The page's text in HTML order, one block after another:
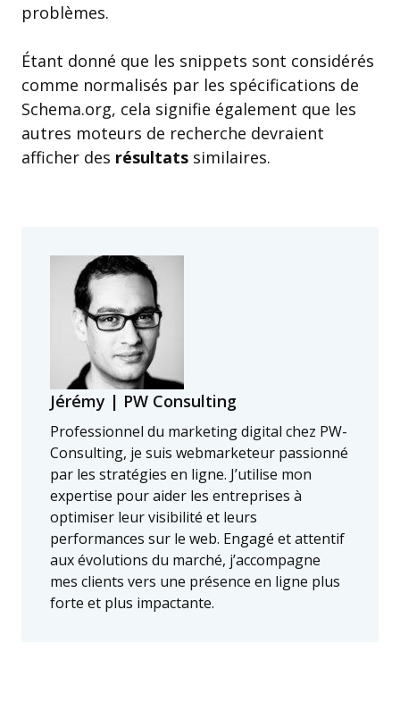
problèmes.
Étant donné que les snippets sont considérés
comme normalisés par les spécifications de
Schema.org, cela signifie également que les
autres moteurs de recherche devraient
afficher des résultats similaires.
Jérémy | PW Consulting
Professionnel du marketing digital chez PW-
Consulting, je suis webmarketeur passionné
par les stratégies en ligne. J’utilise mon
expertise pour aider les entreprises à
optimiser leur visibilité et leurs
performances sur le web. Engagé et attentif
aux évolutions du marché, j’accompagne
mes clients vers une présence en ligne plus
forte et plus impactante.